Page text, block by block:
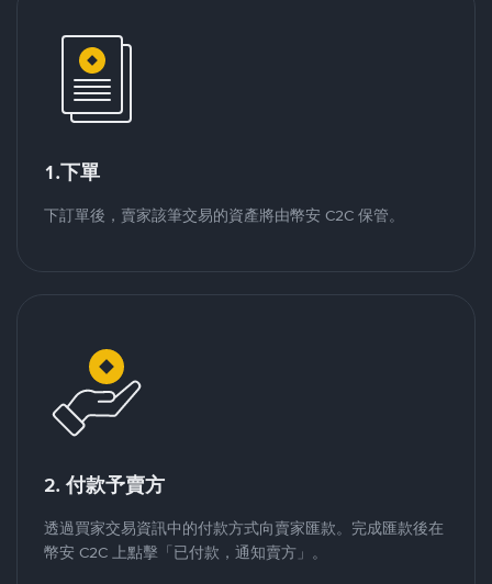
1.下單
下訂單後，賣家該筆交易的資產將由幣安 C2C 保管。
2. 付款予賣方
透過買家交易資訊中的付款方式向賣家匯款。完成匯款後在
幣安 C2C 上點擊「已付款，通知賣方」。